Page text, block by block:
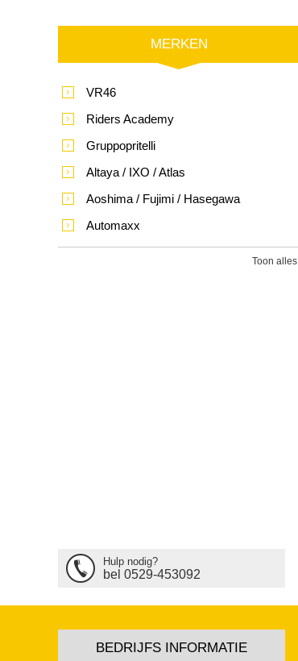
MERKEN
VR46
Riders Academy
Gruppopritelli
Altaya / IXO / Atlas
Aoshima / Fujimi / Hasegawa
Automaxx
Toon alles
Hulp nodig?
bel 0529-453092
BEDRIJFS INFORMATIE